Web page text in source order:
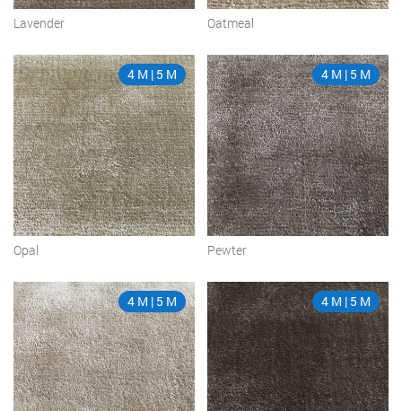
Lavender Oatmeal
4 M | 5 M
Opal
4 M | 5 M
Pewter
4 M | 5 M 4 M | 5 M